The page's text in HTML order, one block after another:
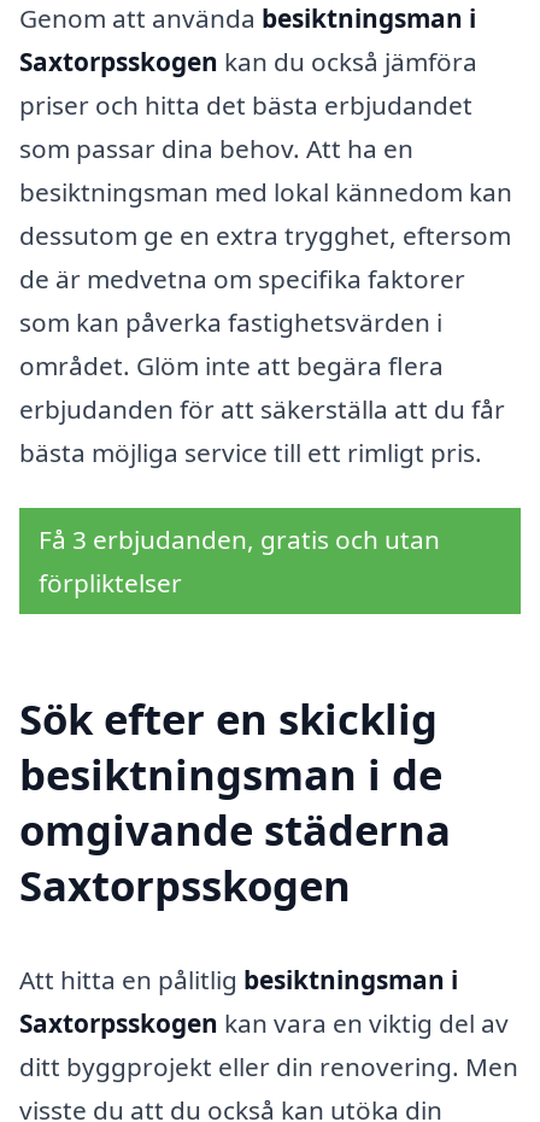
Genom att använda besiktningsman i
Saxtorpsskogen kan du också jämföra
priser och hitta det bästa erbjudandet
som passar dina behov. Att ha en
besiktningsman med lokal kännedom kan
dessutom ge en extra trygghet, eftersom
de är medvetna om specifika faktorer
som kan påverka fastighetsvärden i
området. Glöm inte att begära flera
erbjudanden för att säkerställa att du får
bästa möjliga service till ett rimligt pris.
Få 3 erbjudanden, gratis och utan
förpliktelser
Sök efter en skicklig
besiktningsman i de
omgivande städerna
Saxtorpsskogen
Att hitta en pålitlig besiktningsman i
Saxtorpsskogen kan vara en viktig del av
ditt byggprojekt eller din renovering. Men
visste du att du också kan utöka din